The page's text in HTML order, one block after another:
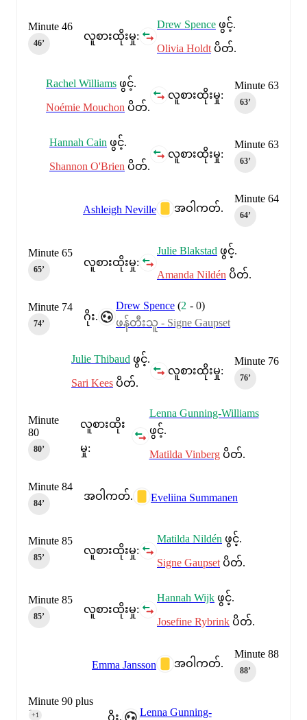
လူစားထိုးမှု:
Drew Spence ဖွင့်.
Olivia Holdt ပိတ်.
Minute 46
46‎’‎
Minute 63
63‎’‎
လူစားထိုးမှု:
Rachel Williams ဖွင့်.
Noémie Mouchon ပိတ်.
Minute 63
63‎’‎
လူစားထိုးမှု:
Hannah Cain ဖွင့်.
Shannon O'Brien ပိတ်.
Minute 64
64‎’‎
အဝါကတ်.
Ashleigh Neville
လူစားထိုးမှု:
Julie Blakstad ဖွင့်.
Amanda Nildén ပိတ်.
Minute 65
65‎’‎
ဂိုး.
Drew Spence (2 -0)
ဖန်တီးသူ - Signe Gaupset
Minute 74
74‎’‎
Minute 76
76‎’‎
လူစားထိုးမှု:
Julie Thibaud ဖွင့်.
Sari Kees ပိတ်.
လူစားထိုး
မှု:
Lenna Gunning-Williams
ဖွင့်.
Matilda Vinbergပိတ်.
Minute
80
80‎’‎
အဝါကတ်. Eveliina Summanen
Minute 84
84‎’‎
လူစားထိုးမှု:
Matilda Nildén ဖွင့်.
Signe Gaupset ပိတ်.
Minute 85
85‎’‎
လူစားထိုးမှု:
Hannah Wijk ဖွင့်.
Josefine Rybrink ပိတ်.
Minute 85
85‎’‎
Minute 88
88‎’‎
အဝါကတ်.
Emma Jansson
ဂိုး.
Lenna Gunning-
Minute 90 plus
1+1